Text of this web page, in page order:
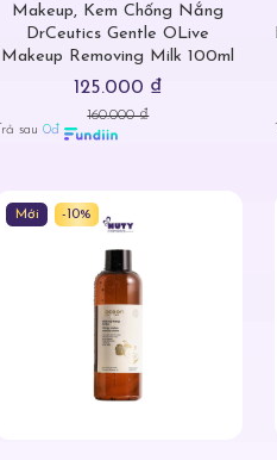
Makeup, Kem Chống Nắng
DrCeutics Gentle OLive
Makeup Removing Milk 100ml
125.000 ₫
160.000 ₫
Trả sau0đ
Mới -10%